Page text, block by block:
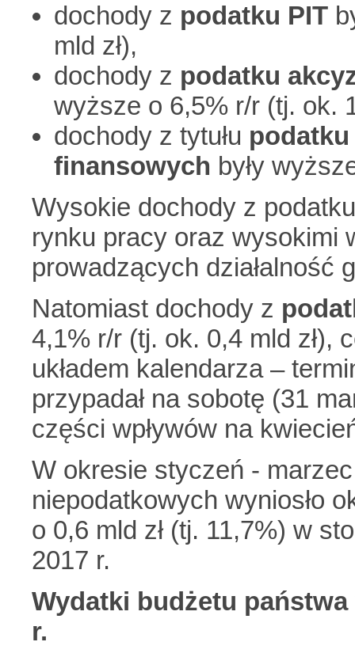
dochody z podatku PIT
mld zł),
dochody z podatku
wyższe o 6,5% r/r (tj. ok.
dochody z tytułu
finansowych były
Wysokie dochody z
rynku pracy oraz wysokimi
prowadzących działalność
Natomiast dochody z
4,1% r/r (tj. ok. 0,4 mld zł),
układem kalendarza –
przypadał na sobotę (31
części wpływów na
W okresie styczeń -
niepodatkowych wyniosło
o 0,6 mld zł (tj. 11,7%) w
2017 r.
Wydatki budżetu
r.